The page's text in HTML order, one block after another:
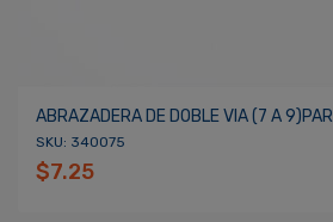
ABRAZADERA DE DOBLE VIA (7 A 9)PAR
SKU: 340075
$7.25